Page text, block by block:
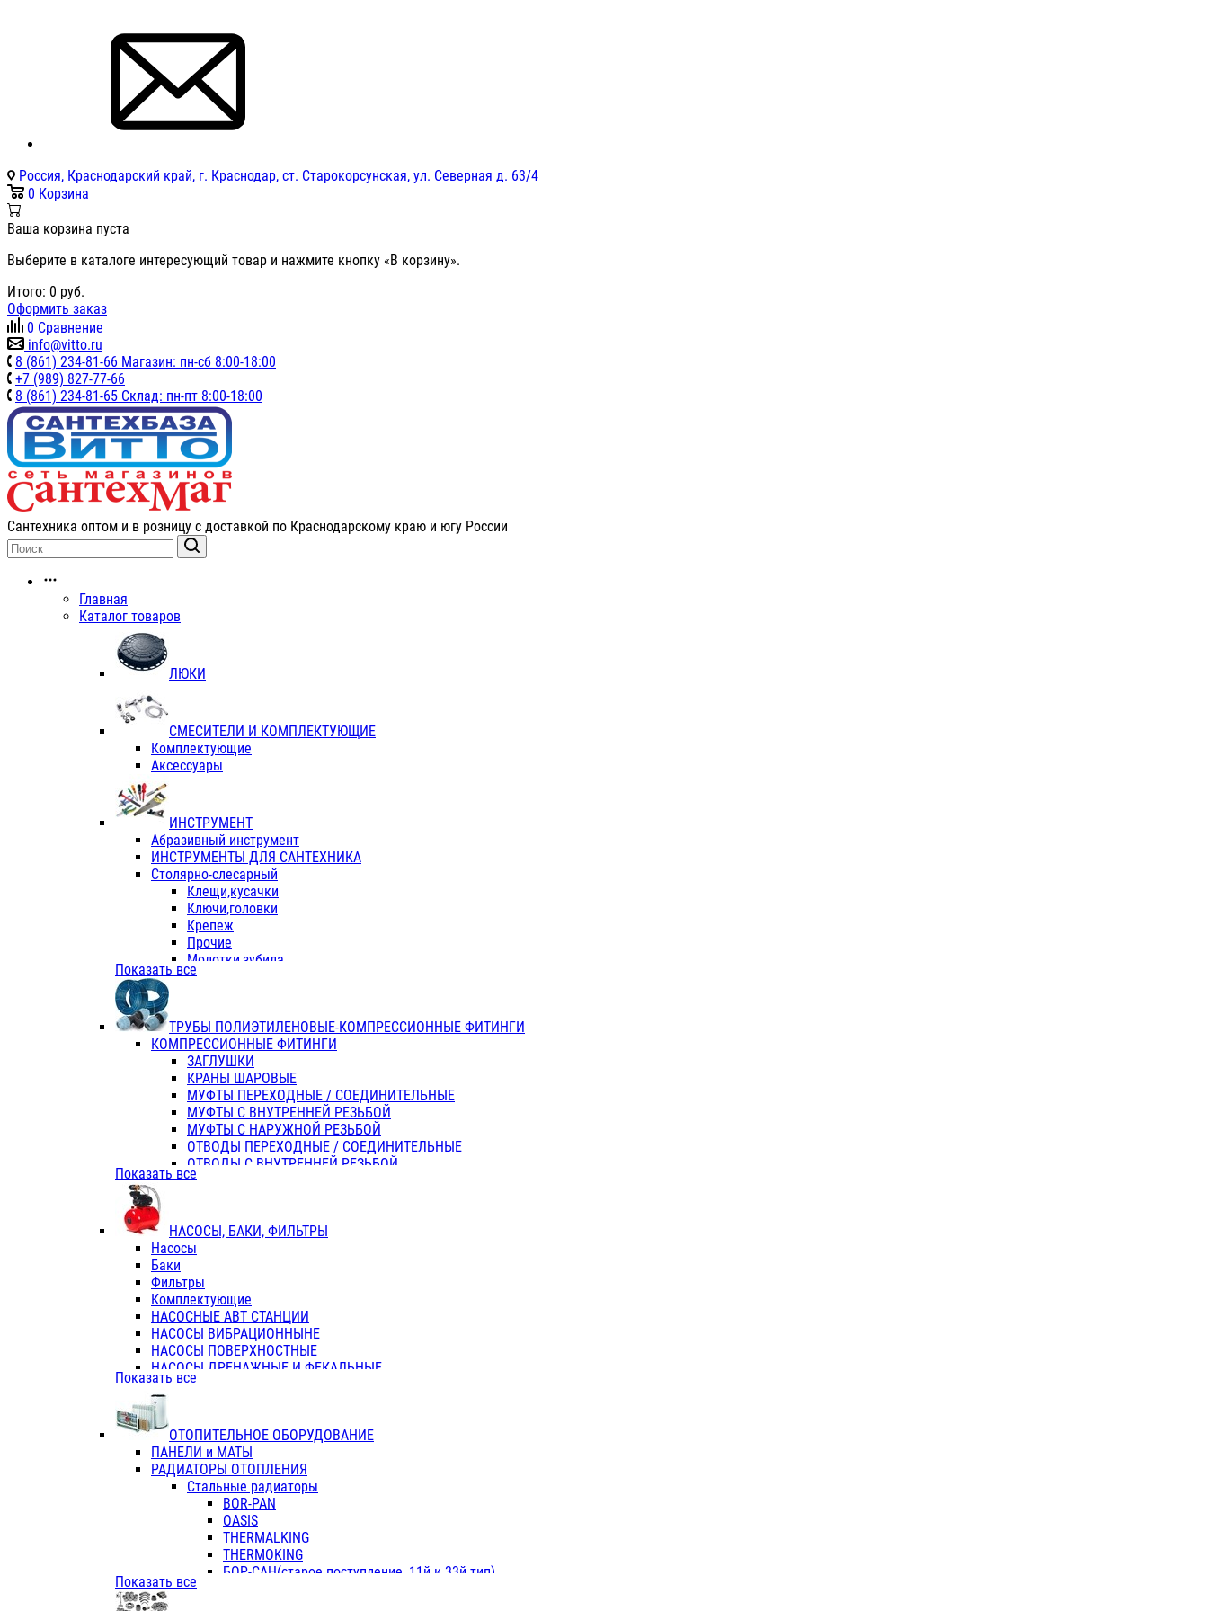
Россия, Краснодарский край, г. Краснодар, ст. Старокорсунская, ул. Северная д. 63/4
0 Корзина
Ваша корзина пуста
Выберите в каталоге интересующий товар и нажмите кнопку «В корзину».
Итого: 0 руб.
Оформить заказ
0 Сравнение
info@vitto.ru
8 (861) 234-81-66 Магазин: пн-сб 8:00-18:00
+7 (989) 827-77-66
8 (861) 234-81-65 Склад: пн-пт 8:00-18:00
Сантехника оптом и в розницу с доставкой по Краснодарскому краю и югу России
Главная
Каталог товаров
ЛЮКИ
СМЕСИТЕЛИ И КОМПЛЕКТУЮЩИЕ
Комплектующие
Аксессуары
ИНСТРУМЕНТ
Абразивный инструмент
ИНСТРУМЕНТЫ ДЛЯ САНТЕХНИКА
Столярно-слесарный
Клещи,кусачки
Ключи,головки
Крепеж
Прочие
Молотки,зубила
Пассатижи,тонкогубцы,утконосы
Отвертки
Хоз. инвентарь
ЭЛ. ИНСТРУМЕНТ OASIS
Показать все
ТРУБЫ ПОЛИЭТИЛЕНОВЫЕ-КОМПРЕССИОННЫЕ ФИТИНГИ
КОМПРЕССИОННЫЕ ФИТИНГИ
ЗАГЛУШКИ
КРАНЫ ШАРОВЫЕ
МУФТЫ ПЕРЕХОДНЫЕ / СОЕДИНИТЕЛЬНЫЕ
МУФТЫ С ВНУТРЕННЕЙ РЕЗЬБОЙ
МУФТЫ С НАРУЖНОЙ РЕЗЬБОЙ
ОТВОДЫ ПЕРЕХОДНЫЕ / СОЕДИНИТЕЛЬНЫЕ
ОТВОДЫ С ВНУТРЕННЕЙ РЕЗЬБОЙ
ОТВОДЫ С НАРУЖНОЙ РЕЗЬБОЙ
ТРОЙНИКИ ПЕРЕХОДНЫЕ / СОЕДИНИТЕЛЬНЫЕ
ТРОЙНИКИ С ВНУТРЕННЕЙ РЕЗЬБОЙ
КОЛЬЦА РЕЗИНОВЫЕ
ТРУБЫ НАПОРНЫЕ
ТРУБЫ ГОФРИРОВАННЫЕ ДВУХСЛ.
ТРУБЫ ПОЛИЭТИЛЕНОВЫЕ
Показать все
НАСОСЫ, БАКИ, ФИЛЬТРЫ
Насосы
Баки
Фильтры
Комплектующие
НАСОСНЫЕ АВТ СТАНЦИИ
НАСОСЫ ВИБРАЦИОННЫНЕ
НАСОСЫ ПОВЕРХНОСТНЫЕ
НАСОСЫ ДРЕНАЖНЫЕ И ФЕКАЛЬНЫЕ
НАСОСЫ ПОВЫСИТ и ЦИРКУЛЯЦИОННЫЕ
НАСОСЫ СКВАЖИННЫЕ
Показать все
ОТОПИТЕЛЬНОЕ ОБОРУДОВАНИЕ
ПАНЕЛИ и МАТЫ
РАДИАТОРЫ ОТОПЛЕНИЯ
Стальные радиаторы
BOR-PAN
OASIS
THERMALKING
THERMOKING
БОР-САН(старое поступление, 11й и 33й тип)
Показать все